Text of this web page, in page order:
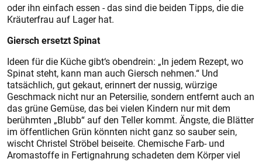
oder ihn einfach essen - das sind die beiden Tipps, die die
Kräuterfrau auf Lager hat.
Giersch ersetzt Spinat
Ideen für die Küche gibt‘s obendrein: „In jedem Rezept, wo
Spinat steht, kann man auch Giersch nehmen.“ Und
tatsächlich, gut gekaut, erinnert der nussig, würzige
Geschmack nicht nur an Petersilie, sondern entfernt auch an
das grüne Gemüse, das bei vielen Kindern nur mit dem
berühmten „Blubb“ auf den Teller kommt. Ängste, die Blätter
im öffentlichen Grün könnten nicht ganz so sauber sein,
wischt Christel Ströbel beiseite. Chemische Farb- und
Aromastoffe in Fertignahrung schadeten dem Körper viel